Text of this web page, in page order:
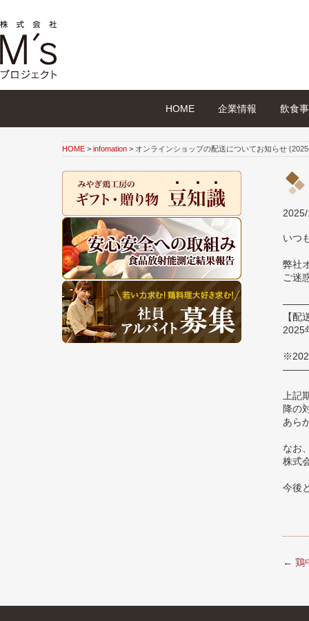
HOME 企業情報 飲食
HOME > infomation > オンラインショップの配送についてお知らせ
いつ
弊社
ご迷
【配
2025
上記
降の
あら
なお
株式
今後
← 鶏